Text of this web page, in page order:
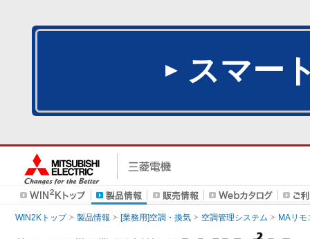
スマー
WIN2Kトップ 製品情報 [業務用]空調・換気 空調管理システム MAリモ